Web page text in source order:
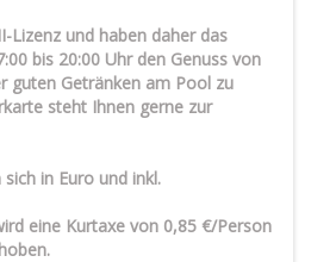
Lizenz und haben daher das
bis 20:00 Uhr den Genuss von
guten Getränken am Pool zu
steht Ihnen gerne zur
in Euro und inkl.
eine Kurtaxe von 0,85 €/Person